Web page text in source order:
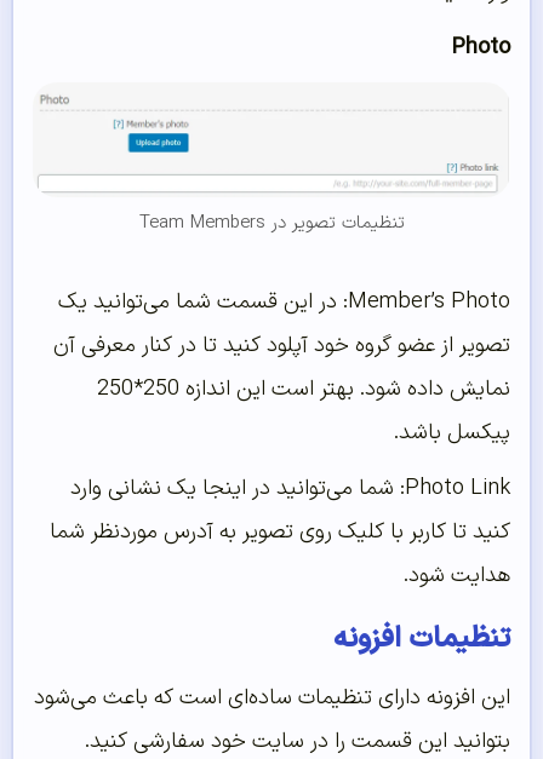
Photo
تنظیمات تصویر در Team Members
Member’s Photo: در این قسمت شما می‌توانید یک
تصویر از عضو گروه خود آپلود کنید تا در کنار معرفی آن
نمایش داده شود. بهتر است این اندازه 250*250
پیکسل باشد.
Photo Link: شما می‌توانید در اینجا یک نشانی وارد
کنید تا کاربر با کلیک روی تصویر به آدرس موردنظر شما
هدایت شود.
تنظیمات افزونه
این افزونه دارای تنظیمات ساده‌ای است که باعث می‌شود
بتوانید این قسمت را در سایت خود سفارشی کنید.